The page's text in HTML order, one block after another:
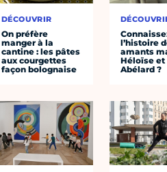
DÉCOUVRIR
On préfère
manger à la
cantine : les pâtes
aux courgettes
façon bolognaise
l’histoire
amants
Héloïse et
Abélard ?